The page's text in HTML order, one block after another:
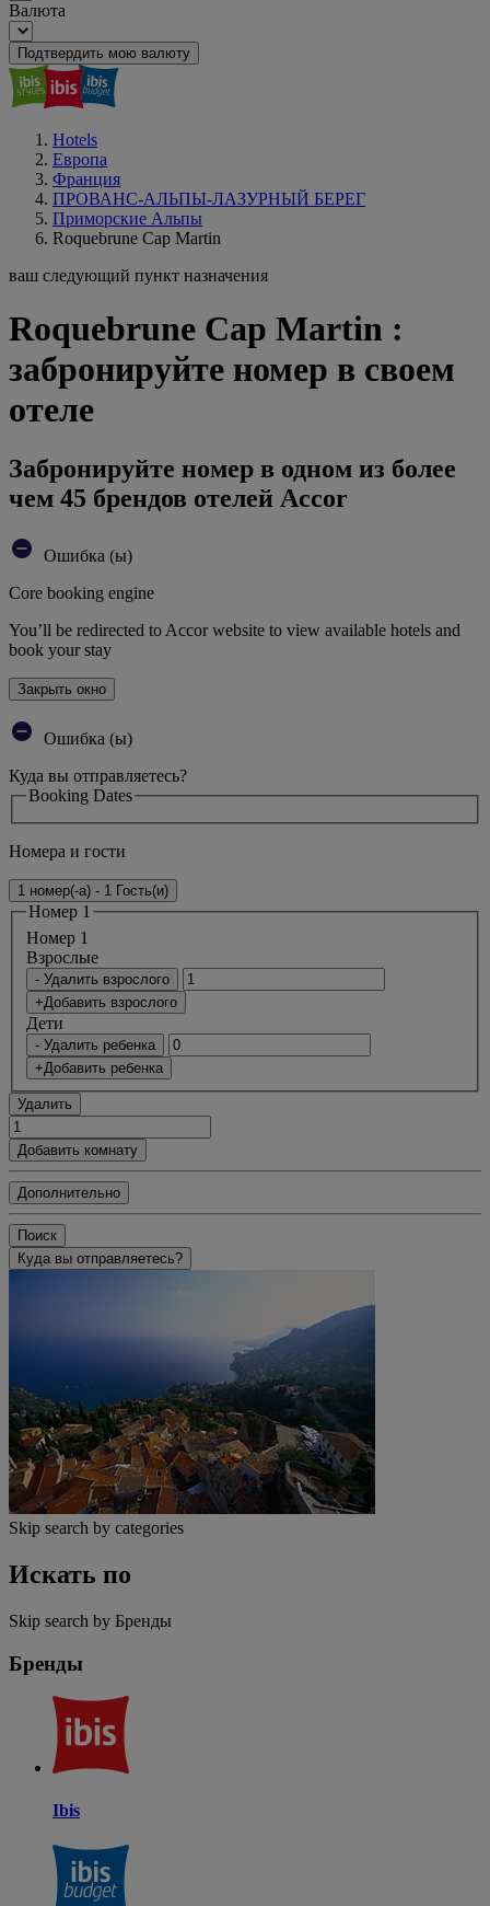
Валюта
Подтвердить мою валюту
Hotels
Европа
Франция
ПРОВАНС-АЛЬПЫ-ЛАЗУРНЫЙ БЕРЕГ
Приморские Альпы
Roquebrune Cap Martin
ваш следующий пункт назначения
Roquebrune Cap Martin :
забронируйте номер в своем
отеле
Забронируйте номер в одном из более
чем 45 брендов отелей Accor
Ошибка (ы)
Core booking engine
You’ll be redirected to Accor website to view available hotels and
book your stay
Закрыть окно
Ошибка (ы)
Куда вы отправляетесь?
Booking Dates
Номера и гости
1 номер(-а) - 1 Гость(и)
Номер 1
Номер 1
Bзрослые
- Удалить взрослого
+Добавить взрослого
Дети
- Удалить ребенка
+Добавить ребенка
Удалить
Добавить комнату
Дополнительно
Поиск
Куда вы отправляетесь?
Skip search by categories
Искать по
Skip search by Бренды
Бренды
Ibis